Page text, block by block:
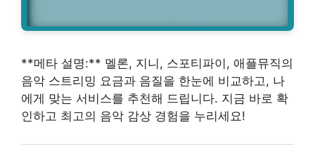
**메타 설명:** 멜론, 지니, 스포티파이, 애플뮤직의
음악 스트리밍 요금과 음질을 한눈에 비교하고, 나
에게 맞는 서비스를 추천해 드립니다. 지금 바로 확
인하고 최고의 음악 감상 경험을 누리세요!